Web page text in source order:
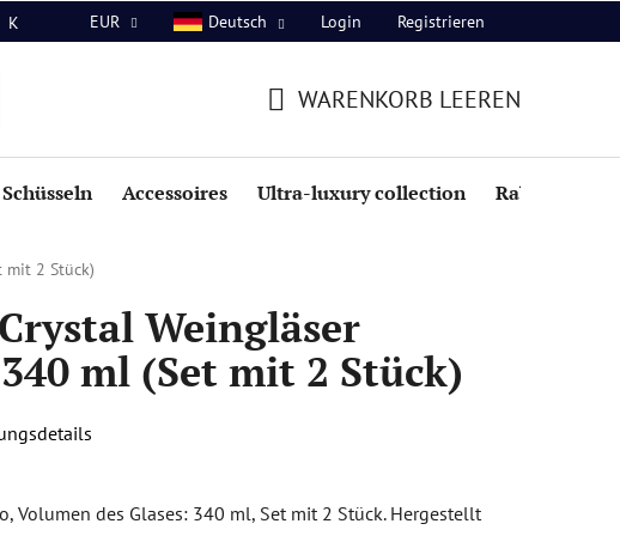
Kontakt EUR Deutsch Login Registrieren
WARENKORB LEEREN
Accessoires Ultra-luxury collection Rabatte
mit 2 Stück)
Weingläser
ml (Set mit 2 Stück)
Volumen des Glases: 340 ml, Set mit 2 Stück. Hergestellt